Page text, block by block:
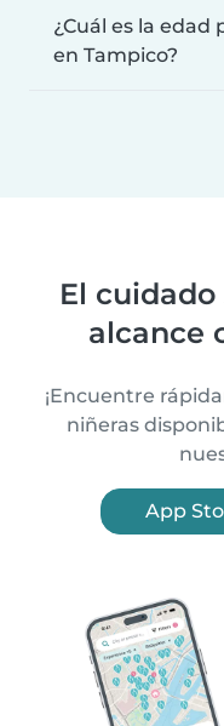
¿Cuál es la
en Tampico?
El
alcance
¡Encuentre
niñeras
App